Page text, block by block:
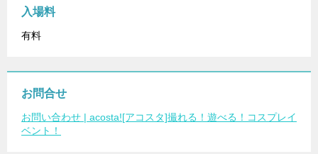
入場料
有料
お問合せ
お問い合わせ | acosta![アコスタ]撮れる！遊べる！コスプレイ
ベント！